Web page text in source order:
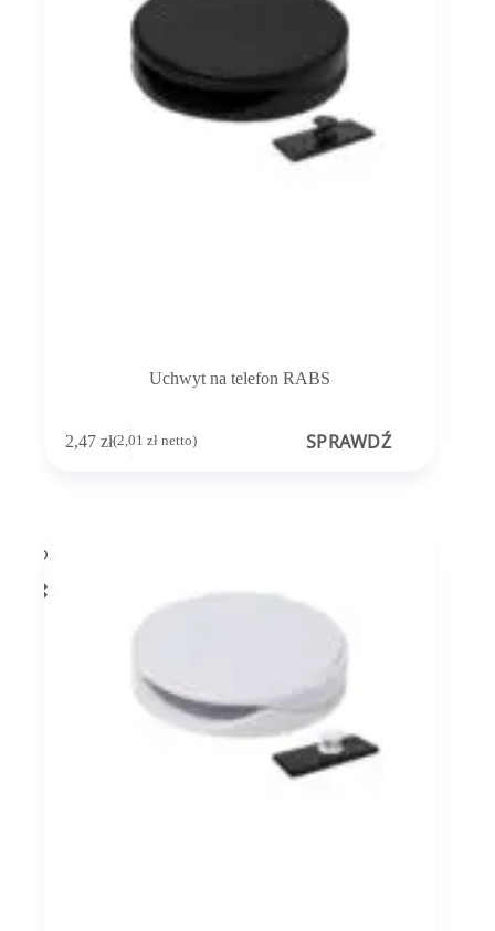
Uchwyt na telefon RABS
2,47zł(2,01zł netto) SPRAWDŹ